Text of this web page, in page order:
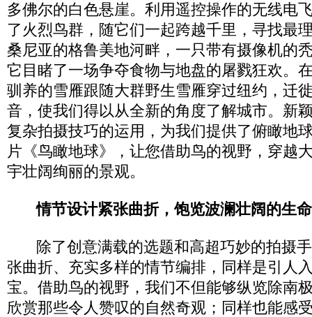
多佛尔的白色悬崖。利用遥控操作的无线电
了火烈鸟群，随它们一起跨越千里，寻找最
桑尼亚的格鲁美地河畔，一只带有摄像机的
它目睹了一场争夺食物与地盘的屠戮狂欢。
驯养的雪雁跟随大群野生雪雁穿过纽约，迁
音，使我们得以从全新的角度了解城市。新
复杂拍摄技巧的运用，为我们提供了俯瞰地
片《鸟瞰地球》，让您借助鸟的视野，穿越
宇壮阔绚丽的景观。
情节设计紧张曲折，饱览波澜壮阔的生
除了创意满载的选题和高超巧妙的拍摄手
张曲折、充实多样的情节编排，同样是引人
宝。借助鸟的视野，我们不但能够纵览除南
欣赏那些令人赞叹的自然奇观；同样也能感